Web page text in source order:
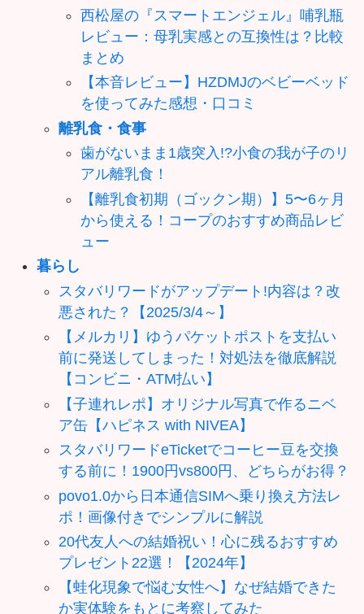
西松屋の『スマートエンジェル』哺乳瓶
レビュー：母乳実感との互換性は？比較
まとめ
【本音レビュー】HZDMJのベビーベッド
を使ってみた感想・口コミ
離乳食・食事
歯がないまま1歳突入!?小食の我が子のリ
アル離乳食！
【離乳食初期（ゴックン期）】5〜6ヶ月
から使える！コープのおすすめ商品レビ
ュー
暮らし
スタバリワードがアップデート!内容は？改
悪された？【2025/3/4～】
【メルカリ】ゆうパケットポストを支払い
前に発送してしまった！対処法を徹底解説
【コンビニ・ATM払い】
【子連れレポ】オリジナル写真で作るニベ
ア缶【ハピネス with NIVEA】
スタバリワードeTicketでコーヒー豆を交換
する前に！1900円vs800円、どちらがお得？
povo1.0から日本通信SIMへ乗り換え方法レ
ポ！画像付きでシンプルに解説
20代友人への結婚祝い！心に残るおすすめ
プレゼント22選！【2024年】
【蛙化現象で悩む女性へ】なぜ結婚できた
か実体験をもとに考察してみた